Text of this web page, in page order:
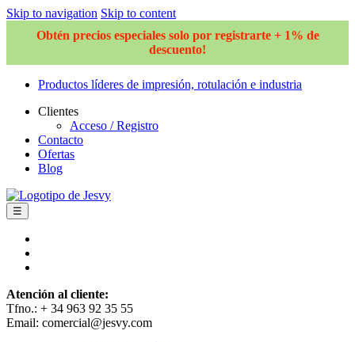
Skip to navigation Skip to content
Obtén precios especiales solo por registrarte + 1% de
descuento!
Productos líderes de impresión, rotulación e industria
Clientes
Acceso / Registro
Contacto
Ofertas
Blog
☰
Atención al cliente:
Tfno.: + 34 963 92 35 55
Email: comercial@jesvy.com